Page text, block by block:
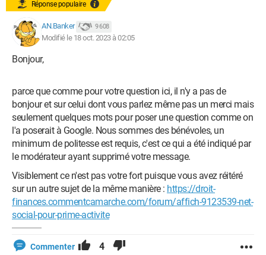
Réponse populaire
AN.Banker 9 608
Modifié le 18 oct. 2023 à 02:05
Bonjour,
parce que comme pour votre question ici, il n'y a pas de
bonjour et sur celui dont vous parlez même pas un merci mais
seulement quelques mots pour poser une question comme on
l'a poserait à Google. Nous sommes des bénévoles, un
minimum de politesse est requis, c'est ce qui a été indiqué par
le modérateur ayant supprimé votre message.
Visiblement ce n'est pas votre fort puisque vous avez réitéré
sur un autre sujet de la même manière : https://droit-
finances.commentcamarche.com/forum/affich-9123539-net-
social-pour-prime-activite
Commenter 4